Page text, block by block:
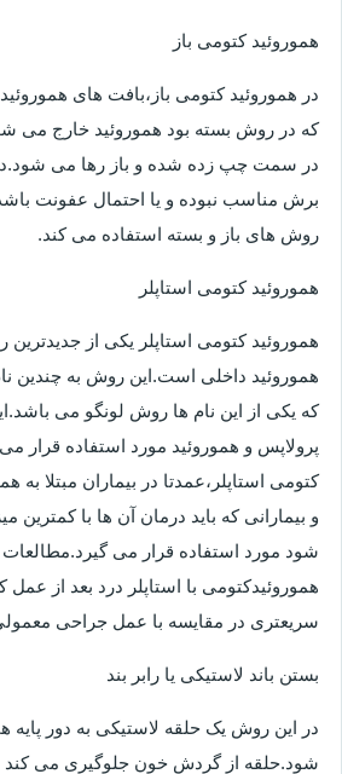
هموروئید کتومی باز
در هموروئید کتومی باز،بافت های
که در روش بسته بود هموروئید خارج می
در سمت چپ زده شده و باز رها می
برش مناسب نبوده و یا احتمال عفونت
روش های باز و بسته استفاده می کند.
هموروئید کتومی استاپلر
هموروئید کتومی استاپلر یکی از
هموروئید داخلی است.این روش به چندین
که یکی از این نام ها روش لونگو می
پرولاپس و هموروئید مورد استفاده قرار
و بیمارانی که باید درمان آن ها با
شود مورد استفاده قرار می گیرد.مطالعات
هموروئیدکتومی با استاپلر درد بعد از عمل
سریعتری در مقایسه با عمل جراحی
بستن باند لاستیکی یا رابر بند
در این روش یک حلقه لاستیکی به دور پایه
شود.حلقه از گردش خون جلوگیری می کند و